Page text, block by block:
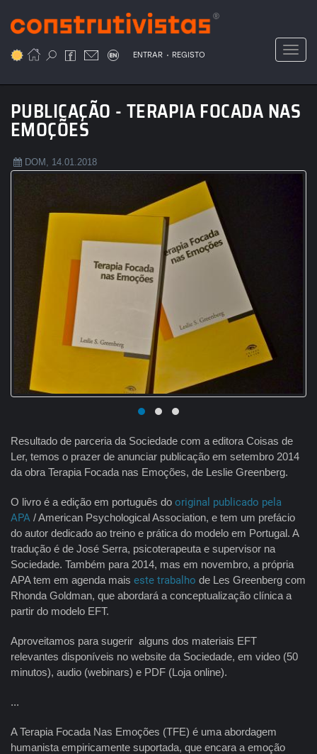
para
conteúdo
ENTRAR . REGISTO
PUBLICAÇÃO - TERAPIA FOCADA NAS
EMOÇÕES
DOM, 14.01.2018
Resultado de parceria da Sociedade com a editora Coisas de
Ler, temos o prazer de anunciar publicação em setembro 2014
da obra Terapia Focada nas Emoções, de Leslie Greenberg.
O livro é a edição em português do original publicado pela
APA / American Psychological Association, e tem um prefácio
do autor dedicado ao treino e prática do modelo em Portugal. A
tradução é de José Serra, psicoterapeuta e supervisor na
Sociedade. Também para 2014, mas em novembro, a própria
APA tem em agenda mais este trabalho de Les Greenberg com
Rhonda Goldman, que abordará a conceptualização clínica a
partir do modelo EFT.
Aproveitamos para sugerir alguns dos materiais EFT
relevantes disponíveis no website da Sociedade, em video (50
minutos), audio (webinars) e PDF (Loja online).
...
A Terapia Focada Nas Emoções (TFE) é uma abordagem
humanista empiricamente suportada, que encara a emoção